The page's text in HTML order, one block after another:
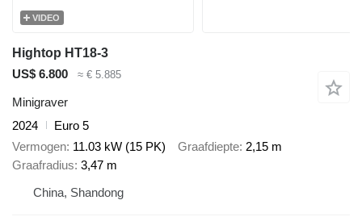
VIDEO
Hightop HT18-3
US$ 6.800
≈ € 5.885
Minigraver
2024
Euro 5
Vermogen 11.03 kW (15 PK) Graafdiepte 2,15 m
Graafradius 3,47 m
China, Shandong